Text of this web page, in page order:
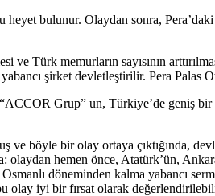
bulunur. Olaydan sonra,
Türk memurların sayısının
şirket devletleştirilir. Pera
Grup” un, Türkiye’de geniş bir
böyle bir olay ortaya çıktığında,
hemen önce, Atatürk’ün,
döneminden kalma yabancı
olay iyi bir fırsat olarak